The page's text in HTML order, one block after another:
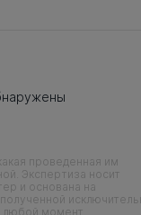
проведенная им
Экспертиза носит
и основана на
любой момент